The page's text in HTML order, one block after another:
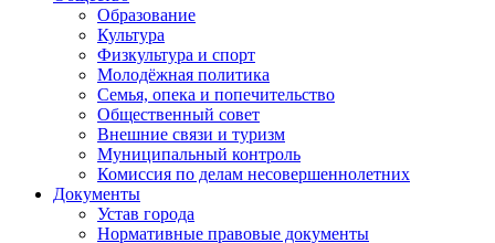
Образование
Культура
Физкультура и спорт
Молодёжная политика
Семья, опека и попечительство
Общественный совет
Внешние связи и туризм
Муниципальный контроль
Комиссия по делам несовершеннолетних
Документы
Устав города
Нормативные правовые документы